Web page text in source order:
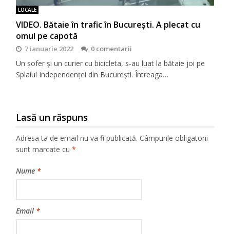
LOCALE
VIDEO. Bătaie în trafic în București. A plecat cu
omul pe capotă
7 ianuarie 2022 0 comentarii
Un șofer și un curier cu bicicleta, s-au luat la bătaie joi pe
Splaiul Independenței din București. Întreaga…
Lasă un răspuns
Adresa ta de email nu va fi publicată. Câmpurile obligatorii
sunt marcate cu*
Nume *
Email *